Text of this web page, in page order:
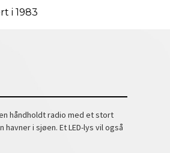
i 1983
håndholdt radio med et stort
i sjøen. Et LED-lys vil også